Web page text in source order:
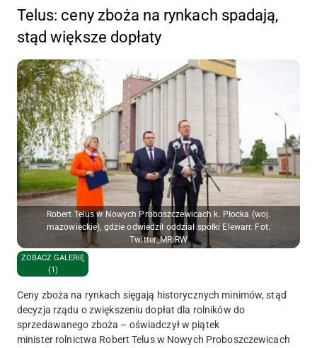
Telus: ceny zboża na rynkach spadają,
stąd większe dopłaty
Robert Telus w Nowych Proboszczewicach k. Płocka (woj.
mazowieckie), gdzie odwiedził oddział spółki Elewarr. Fot.
Twitter_MRiRW
ZOBACZ GALERIĘ
(1)
Ceny zboża na rynkach sięgają historycznych minimów, stąd
decyzja rządu o zwiększeniu dopłat dla rolników do
sprzedawanego zboża – oświadczył w piątek
minister rolnictwa Robert Telus w Nowych Proboszczewicach